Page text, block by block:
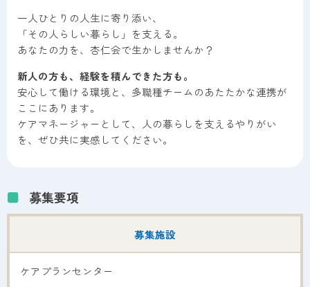
一人ひとりの人生に寄り添い、
「その人らしい暮らし」を支える。
あなたの力を、杏仁会で生かしませんか？
新人の方も、経験を積んできた方も。
安心して働ける環境と、多職種チームのあたたかな連携が
ここにあります。
ケアマネージャーとして、人の暮らしを支えるやりがい
を、ぜひ共に実感してください。
募集要項
募集施設
ケアプランセンター